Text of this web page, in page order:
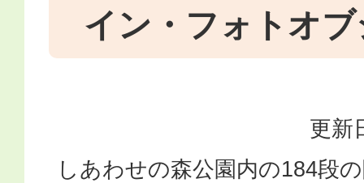
イン・フォトオ
更新
しあわせの森公園内の184段